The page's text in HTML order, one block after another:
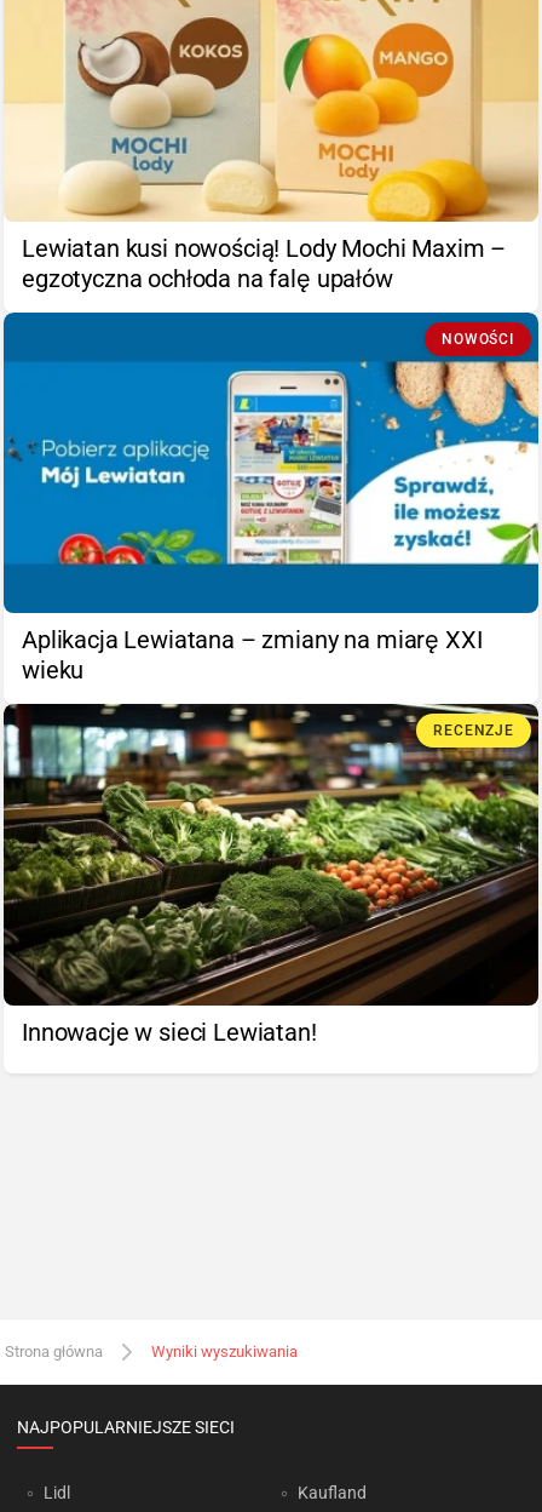
Lewiatan kusi nowością! Lody Mochi Maxim –
egzotyczna ochłoda na falę upałów
NOWOŚCI
Aplikacja Lewiatana – zmiany na miarę XXI
wieku
RECENZJE
Innowacje w sieci Lewiatan!
Strona główna Wyniki wyszukiwania
NAJPOPULARNIEJSZE SIECI
Lidl Kaufland